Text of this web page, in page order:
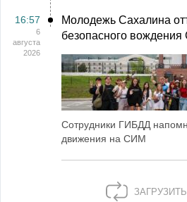
16:57
6
августа
2026
Молодежь Сахалина
безопасного
Сотрудники ГИБДД
движения на СИМ